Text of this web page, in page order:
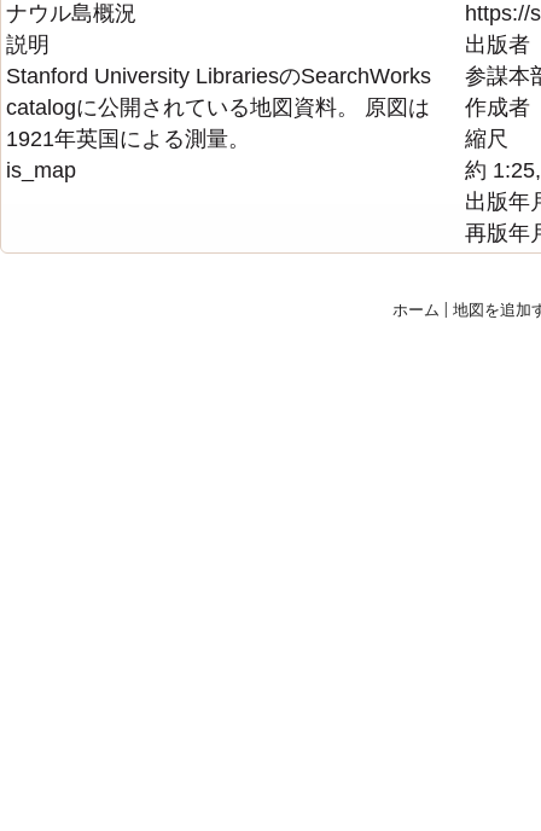
ナウル島概況
説明
Stanford University LibrariesのSearchWorks
catalogに公開されている地図資料。 原図は
1921年英国による測量。
is_map
https://
出版者
参謀本
作成者
縮尺
約
出版年
再版年
ホーム | 地図を追加